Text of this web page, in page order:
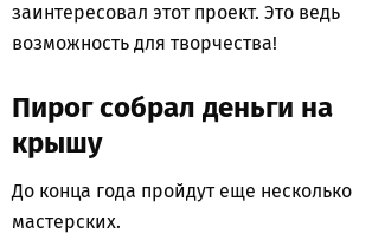
заинтересовал этот проект. Это ведь
возможность для творчества!
Пирог собрал деньги на
крышу
До конца года пройдут еще несколько
мастерских.